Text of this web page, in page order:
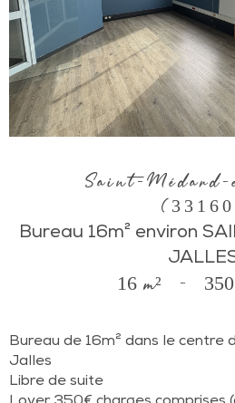
Saint-Médard-
Bureau 16m² environ
16 m² -
Bureau de 16m² dans le
Jalles
Libre de suite